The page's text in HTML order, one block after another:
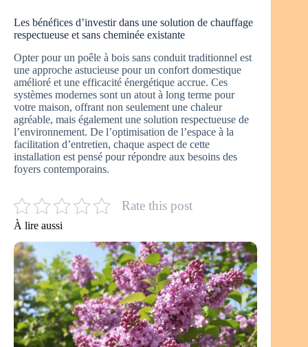
Les bénéfices d’investir dans une solution de chauffage
respectueuse et sans cheminée existante
Opter pour un poêle à bois sans conduit traditionnel est
une approche astucieuse pour un confort domestique
amélioré et une efficacité énergétique accrue. Ces
systèmes modernes sont un atout à long terme pour
votre maison, offrant non seulement une chaleur
agréable, mais également une solution respectueuse de
l’environnement. De l’optimisation de l’espace à la
facilitation d’entretien, chaque aspect de cette
installation est pensé pour répondre aux besoins des
foyers contemporains.
Rate this post
À lire aussi